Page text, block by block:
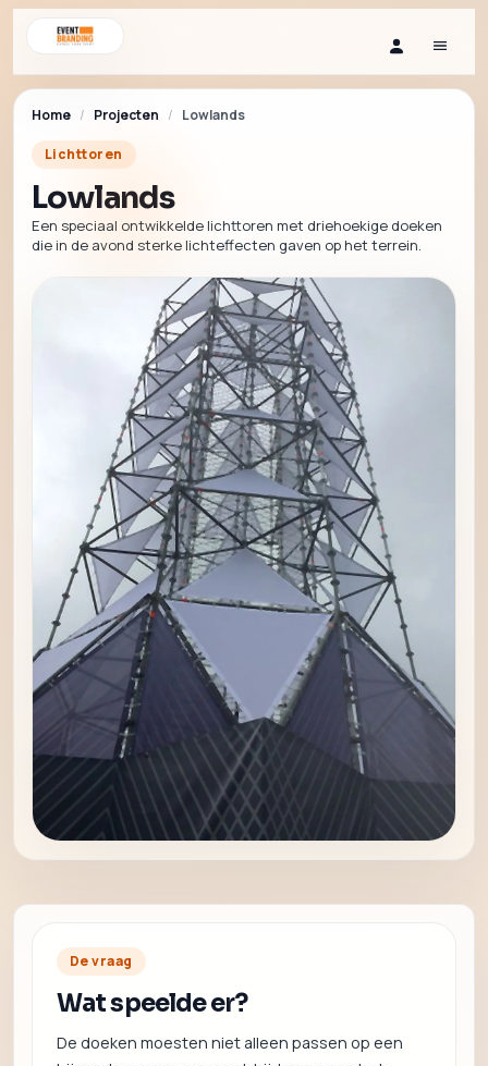
Home / Projecten / Lowlands
Lichttoren
Lowlands
Een speciaal ontwikkelde lichttoren met driehoekige doeken
die in de avond sterke lichteffecten gaven op het terrein.
De vraag
Wat speelde er?
De doeken moesten niet alleen passen op een